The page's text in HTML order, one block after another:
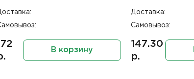
В корзину
Доставка:
Самовывоз:
147.30
р.